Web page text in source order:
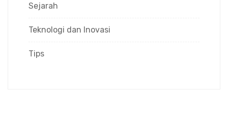
Sejarah
Teknologi dan Inovasi
Tips